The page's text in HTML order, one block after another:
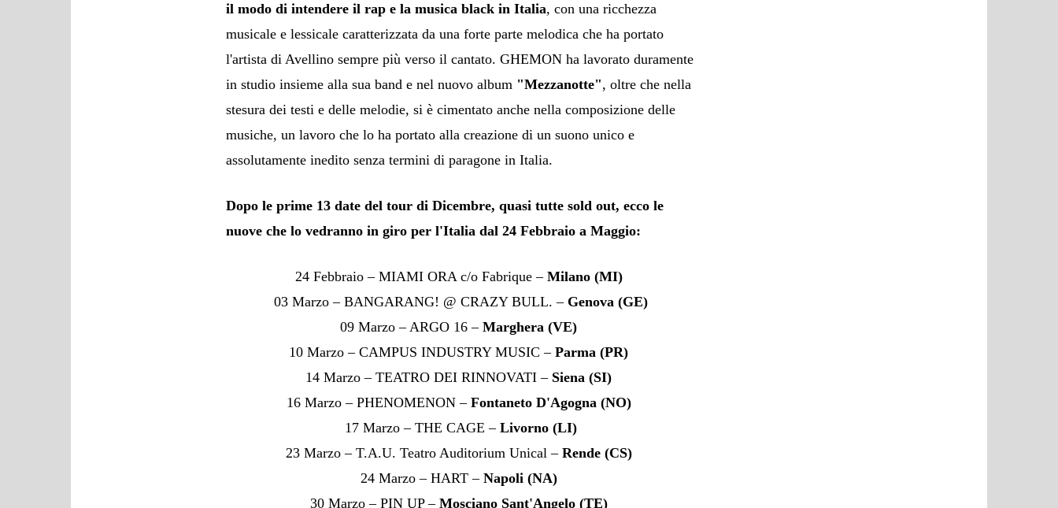
il modo di intendere il rap e la musica black in Italia, con una ricchezza
musicale e lessicale caratterizzata da una forte parte melodica che ha portato
l'artista di Avellino sempre più verso il cantato. GHEMON ha lavorato duramente
in studio insieme alla sua band e nel nuovo album "Mezzanotte", oltre che nella
stesura dei testi e delle melodie, si è cimentato anche nella composizione delle
musiche, un lavoro che lo ha portato alla creazione di un suono unico e
assolutamente inedito senza termini di paragone in Italia.
Dopo le prime 13 date del tour di Dicembre, quasi tutte sold out, ecco le
nuove che lo vedranno in giro per l'Italia dal 24 Febbraio a Maggio:
24 Febbraio – MIAMI ORA c/o Fabrique – Milano (MI)
03 Marzo – BANGARANG! @ CRAZY BULL. –Genova (GE)
09 Marzo – ARGO 16 –Marghera (VE)
10 Marzo – CAMPUS INDUSTRY MUSIC –Parma (PR)
14 Marzo – TEATRO DEI RINNOVATI –Siena (SI)
16 Marzo – PHENOMENON – Fontaneto D'Agogna (NO)
17 Marzo – THE CAGE – Livorno (LI)
23 Marzo – T.A.U. Teatro Auditorium Unical – Rende (CS)
24 Marzo – HART – Napoli (NA)
30 Marzo – PIN UP – Mosciano Sant'Angelo (TE)